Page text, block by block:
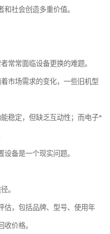
社会创造多重价值。
常常面临设备更换的难题。
市场需求的变化，一些旧机型
稳定，但缺乏互动性；而电子*
备是一个现实问题。
。
估，包括品牌、型号、使用年
价格。